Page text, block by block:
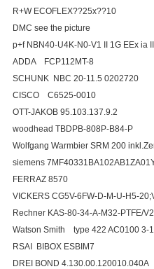
R+W ECOFLEX??25x??10
DMC see the picture
p+f NBN40-U4K-N0-V1 II 1G EEx ia
ADDA FCP112MT-8
SCHUNK NBC 20-11.5 0202720
CISCO C6525-0010
OTT-JAKOB 95.103.137.9.2
woodhead TBDPB-808P-B84-P
Wolfgang Warmbier SRM 200
siemens
FERRAZ 8570
VICKERS CG5V-6FW-D-M-U-
Rechner KAS-80-34-A-M32-PTFE/
Watson Smith type 422 AC0100 3-
RSAI BIBOX ESBIM7
DREI BOND 4.130.00.120010.040A